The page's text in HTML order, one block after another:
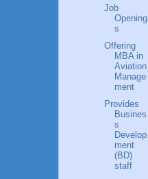
Job
Opening
s
Offering
MBA in
Aviation
Manage
ment
Provides
Busines
s
Develop
ment
(BD)
staff